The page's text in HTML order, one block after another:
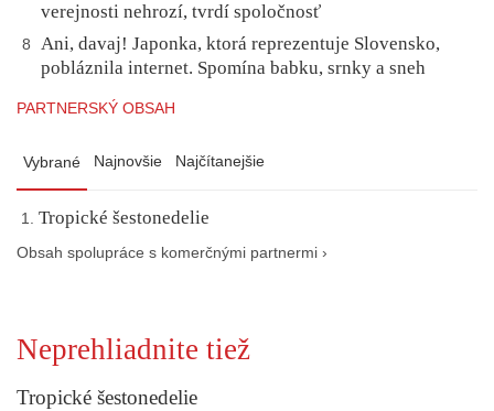
verejnosti nehrozí, tvrdí spoločnosť
8
Ani, davaj! Japonka, ktorá reprezentuje Slovensko,
pobláznila internet. Spomína babku, srnky a sneh
PARTNERSKÝ OBSAH
Vybrané Najnovšie Najčítanejšie
Tropické šestonedelie
Obsah spolupráce s komerčnými partnermi ›
Neprehliadnite tiež
Tropické šestonedelie